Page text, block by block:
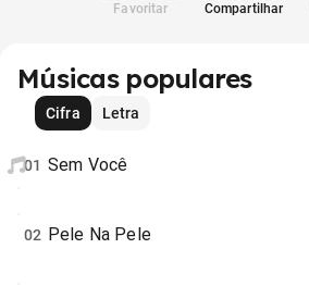
Favoritar Compartilhar
Músicas populares
Cifra
Letra
01 Sem Você
02 Pele Na Pele